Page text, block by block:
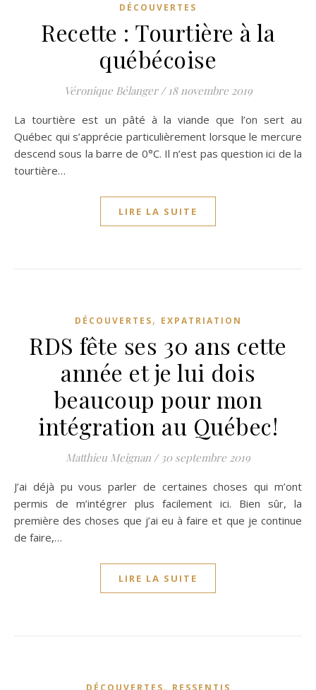
DÉCOUVERTES
Recette : Tourtière à la
québécoise
Véronique Bélanger / 18 novembre 2019
La tourtière est un pâté à la viande que l’on sert au
Québec qui s’apprécie particulièrement lorsque le mercure
descend sous la barre de 0°C. Il n’est pas question ici de la
tourtière…
LIRE LA SUITE
DÉCOUVERTES, EXPATRIATION
RDS fête ses 30 ans cette
année et je lui dois
beaucoup pour mon
intégration au Québec!
Matthieu Meignan / 30 septembre 2019
J’ai déjà pu vous parler de certaines choses qui m’ont
permis de m’intégrer plus facilement ici. Bien sûr, la
première des choses que j’ai eu à faire et que je continue
de faire,…
LIRE LA SUITE
DÉCOUVERTES, RESSENTIS